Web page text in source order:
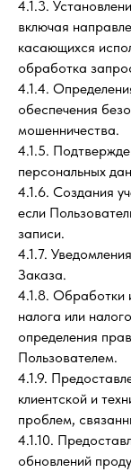
4.1.3.
включая
касающихся
обработка
4.1.4.
обеспечения
мошенничества.
4.1.5.
персональных
4.1.6. Создания
если
записи.
4.1.7.
Заказа.
4.1.8. Обработки
налога или
определения
Пользователем.
4.1.9.
клиентской и
проблем,
4.1.10.
обновлений